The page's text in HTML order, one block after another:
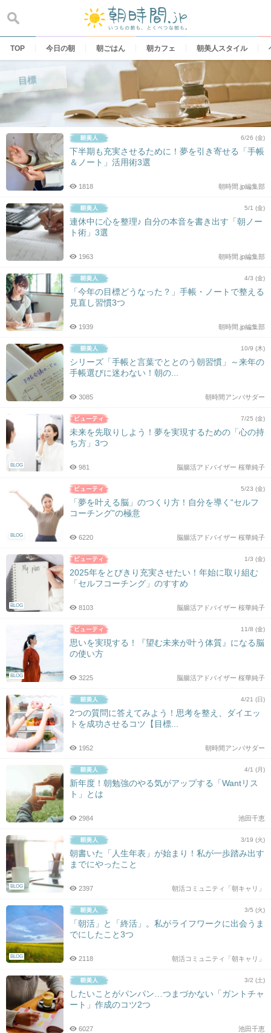
content
TOP 今日の朝 朝ごはん 朝カフェ 朝美人スタイル
目標
6/26 (金)
下半期も充実させるために！夢を引き寄せる「手帳
＆ノート」活用術3選
朝時間.jp編集部
1818
5/1 (金)
連休中に心を整理♪ 自分の本音を書き出す「朝ノー
ト術」3選
朝時間.jp編集部
1963
4/3 (金)
「今年の目標どうなった？」手帳・ノートで整える
見直し習慣3つ
朝時間.jp編集部
1939
10/9 (木)
シリーズ「手帳と言葉でととのう朝習慣」～来年の
手帳選びに迷わない！朝の...
朝時間アンバサダー
3085
BLOG
7/25 (金)
未来を先取りしよう！夢を実現するための「心の持
ち方」3つ
脳腸活アドバイザー 桜華純子
981
BLOG
5/23 (金)
「夢を叶える脳」のつくり方！自分を導く“セルフ
コーチング”の極意
脳腸活アドバイザー 桜華純子
6220
BLOG
1/3 (金)
2025年をとびきり充実させたい！年始に取り組む
「セルフコーチング」のすすめ
脳腸活アドバイザー 桜華純子
8103
BLOG
11/8 (金)
思いを実現する！『望む未来が叶う体質』になる脳
の使い方
脳腸活アドバイザー 桜華純子
3225
4/21 (日)
2つの質問に答えてみよう！思考を整え、ダイエッ
トを成功させるコツ【目標...
朝時間アンバサダー
1952
4/1 (月)
新年度！朝勉強のやる気がアップする「Wantリス
ト」とは
池田千恵
2984
BLOG
3/19 (火)
朝書いた「人生年表」が始まり！私が一歩踏み出す
までにやったこと
朝活コミュニティ「朝キャリ」
2397
BLOG
3/5 (火)
「朝活」と「終活」。私がライフワークに出会うま
でにしたこと3つ
朝活コミュニティ「朝キャリ」
2118
3/2 (土)
したいことがパンパン…つまづかない「ガントチャ
ート」作成のコツ2つ
池田千恵
6027